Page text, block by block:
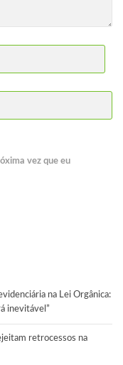
vez que eu
na Lei Orgânica:
inevitável”
retrocessos na